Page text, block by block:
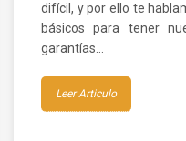
difícil, y por ello te
básicos para tener
garantías…
Leer Articulo